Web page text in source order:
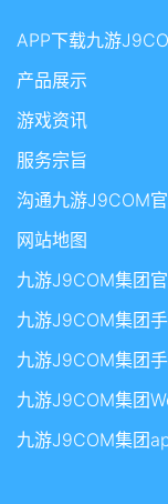
APP下载九游
产品展示
游戏资讯
服务宗旨
沟通九游J9COM
网站地图
九游J9COM集团
九游J9COM集团
九游J9COM集团
九游J9COM集团
九游J9COM集团